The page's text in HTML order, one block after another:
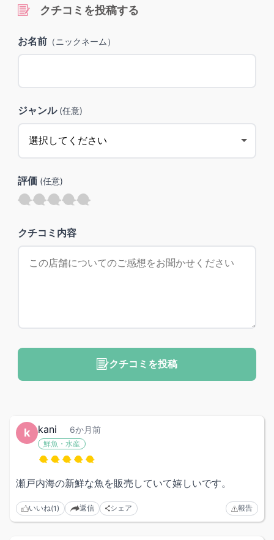
クチコミを投稿する
お名前（ニックネーム）
ジャンル (任意)
評価 (任意)
クチコミ内容
クチコミを投稿
k kani 6か月前
鮮魚・水産
瀬戸内海の新鮮な魚を販売していて嬉しいです。
いいね(1) 返信 シェア 報告